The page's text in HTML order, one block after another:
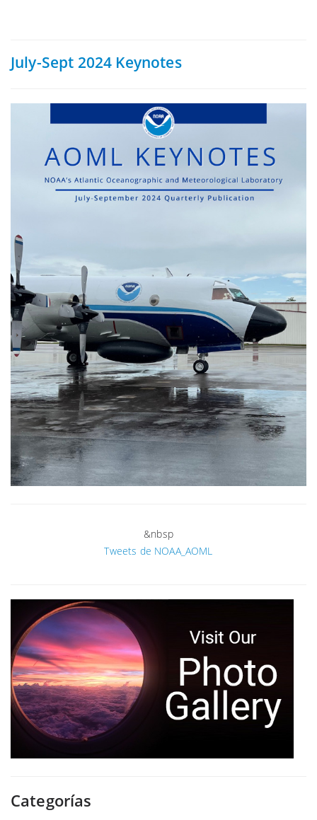
July-Sept 2024 Keynotes
&nbsp
Tweets de NOAA_AOML
Categorías